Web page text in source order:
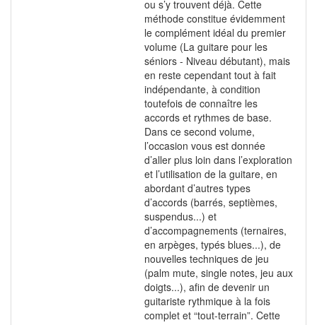
ou s’y trouvent déjà. Cette
méthode constitue évidemment
le complément idéal du premier
volume (La guitare pour les
séniors - Niveau débutant), mais
en reste cependant tout à fait
indépendante, à condition
toutefois de connaître les
accords et rythmes de base.
Dans ce second volume,
l’occasion vous est donnée
d’aller plus loin dans l’exploration
et l’utilisation de la guitare, en
abordant d’autres types
d’accords (barrés, septièmes,
suspendus...) et
d’accompagnements (ternaires,
en arpèges, typés blues...), de
nouvelles techniques de jeu
(palm mute, single notes, jeu aux
doigts...), afin de devenir un
guitariste rythmique à la fois
complet et “tout-terrain”. Cette